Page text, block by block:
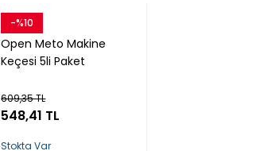
-%10
Open
Open Meto Makine
Keçesi 5li Paket
609,35 TL
548,41 TL
Stokta Var